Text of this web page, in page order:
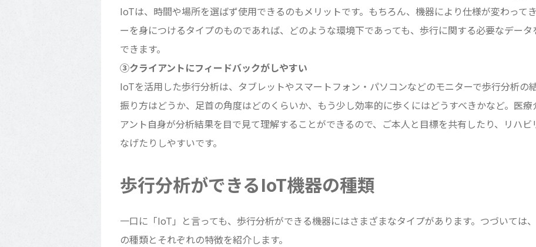
IoTは、時間や場所を選ばず使用できるのもメリットです。もちろん、機器により仕様が変わって
ーを身につけるタイプのものであれば、どのような環境下であっても、歩行に関する必要なデー
できます。
③クライアントにフィードバックがしやすい
IoTを活用した歩行分析は、タブレットやスマートフォン・パソコンなどのモニターで歩行分析の
振り方はどうか、足首の角度はどのくらいか、もう少し効率的に歩くにはどうすべきかなど。医
アント自身が分析結果を目で見て理解することができるので、ご本人と目標を共有したり、リハ
なげたりしやすいです。
歩行分析ができるIoT機器の種類
一口に「IoT」と言っても、歩行分析ができる機器にはさまざまなタイプがあります。つづいては
の種類とそれぞれの特徴を紹介します。